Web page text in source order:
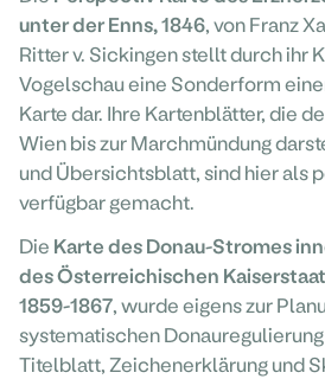
unter der Enns, 1846, von Franz
Ritter v. Sickingen stellt durch ihr
Vogelschau eine Sonderform
Karte dar. Ihre Kartenblätter, die
Wien bis zur Marchmündung
und Übersichtsblatt, sind hier als
verfügbar gemacht.
Die Karte des Donau-Stromes
des Österreichischen
1859-1867, wurde eigens zur
systematischen
Titelblatt, Zeichenerklärung und